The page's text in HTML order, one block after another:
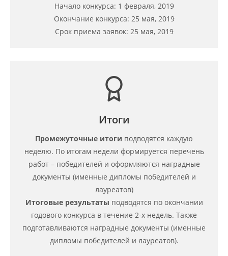
Начало конкурса: 1 февраля, 2019
Окончание конкурса: 25 мая, 2019
Срок приема заявок: 25 мая, 2019
Итоги
Промежуточные итоги подводятся каждую
неделю. По итогам недели формируется перечень
работ – победителей и оформляются наградные
документы (именные дипломы победителей и
лауреатов)
Итоговые результаты подводятся по окончании
годового конкурса в течение 2-х недель. Также
подготавливаются наградные документы (именные
дипломы победителей и лауреатов).